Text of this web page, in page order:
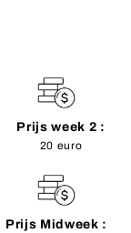
Prijs week 2 :
20 euro
Prijs Midweek :